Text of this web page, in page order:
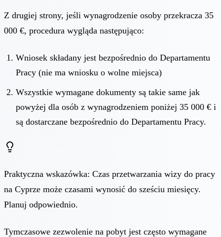
Z drugiej strony, jeśli wynagrodzenie osoby przekracza 35
000 €, procedura wygląda następująco:
Wniosek składany jest bezpośrednio do Departamentu
Pracy (nie ma wniosku o wolne miejsca)
Wszystkie wymagane dokumenty są takie same jak
powyżej dla osób z wynagrodzeniem poniżej 35 000 € i
są dostarczane bezpośrednio do Departamentu Pracy.
Praktyczna wskazówka: Czas przetwarzania wizy do pracy
na Cyprze może czasami wynosić do sześciu miesięcy.
Planuj odpowiednio.
Tymczasowe zezwolenie na pobyt jest często wymagane